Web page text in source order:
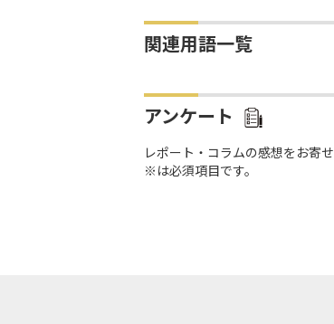
関連用語一覧
アンケート
レポート・コラムの感想をお寄
※は必須項目です。